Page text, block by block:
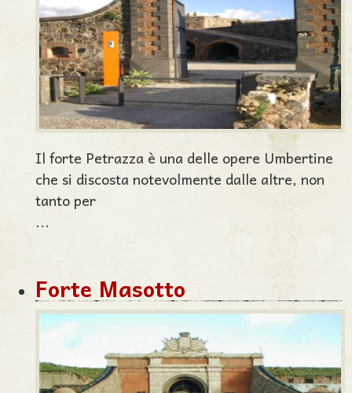
Il forte Petrazza è una delle opere Umbertine
che si discosta notevolmente dalle altre, non
tanto per
...
Forte Masotto